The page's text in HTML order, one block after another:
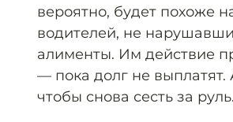
вероятно, будет похоже
водителей, не
алименты. Им действие
— пока долг не выплатят.
чтобы снова сесть за руль.